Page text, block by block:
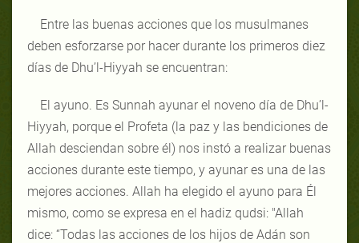
Entre las buenas acciones que los musulmanes
deben esforzarse por hacer durante los primeros diez
días de Dhu’l-Hiyyah se encuentran:
El ayuno. Es Sunnah ayunar el noveno día de Dhu’l-
Hiyyah, porque el Profeta (la paz y las bendiciones de
Allah desciendan sobre él) nos instó a realizar buenas
acciones durante este tiempo, y ayunar es una de las
mejores acciones. Allah ha elegido el ayuno para Él
mismo, como se expresa en el hadiz qudsi: "Allah
dice: “Todas las acciones de los hijos de Adán son